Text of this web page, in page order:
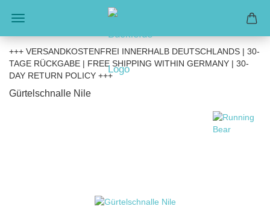
+++ VERSANDKOSTENFREI INNERHALB DEUTSCHLANDS | 30-
TAGE RÜCKGABE | FREE SHIPPING WITHIN GERMANY | 30-
DAY RETURN POLICY +++
Gürtelschnalle Nile